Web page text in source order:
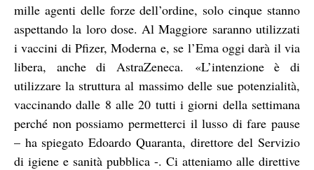
mille agenti delle forze dell’ordine, solo cinque stanno
aspettando la loro dose. Al Maggiore saranno utilizzati
i vaccini di Pfizer, Moderna e, se l’Ema oggi darà il via
libera, anche di AstraZeneca. «L’intenzione è di
utilizzare la struttura al massimo delle sue potenzialità,
vaccinando dalle 8 alle 20 tutti i giorni della settimana
perché non possiamo permetterci il lusso di fare pause
– ha spiegato Edoardo Quaranta, direttore del Servizio
di igiene e sanità pubblica -. Ci atteniamo alle direttive